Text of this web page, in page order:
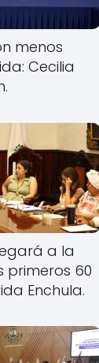
menos
Cecilia
a la
primeros 60
Enchula.